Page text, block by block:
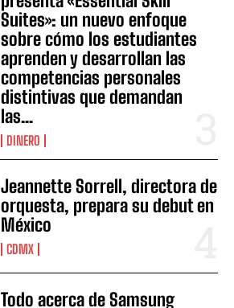
Suites»: un nuevo enfoque
sobre cómo los estudiantes
aprenden y desarrollan las
competencias personales
distintivas que demandan
las...
DINERO
Jeannette Sorrell, directora de
orquesta, prepara su debut en
México
CDMX
Todo acerca de Samsung